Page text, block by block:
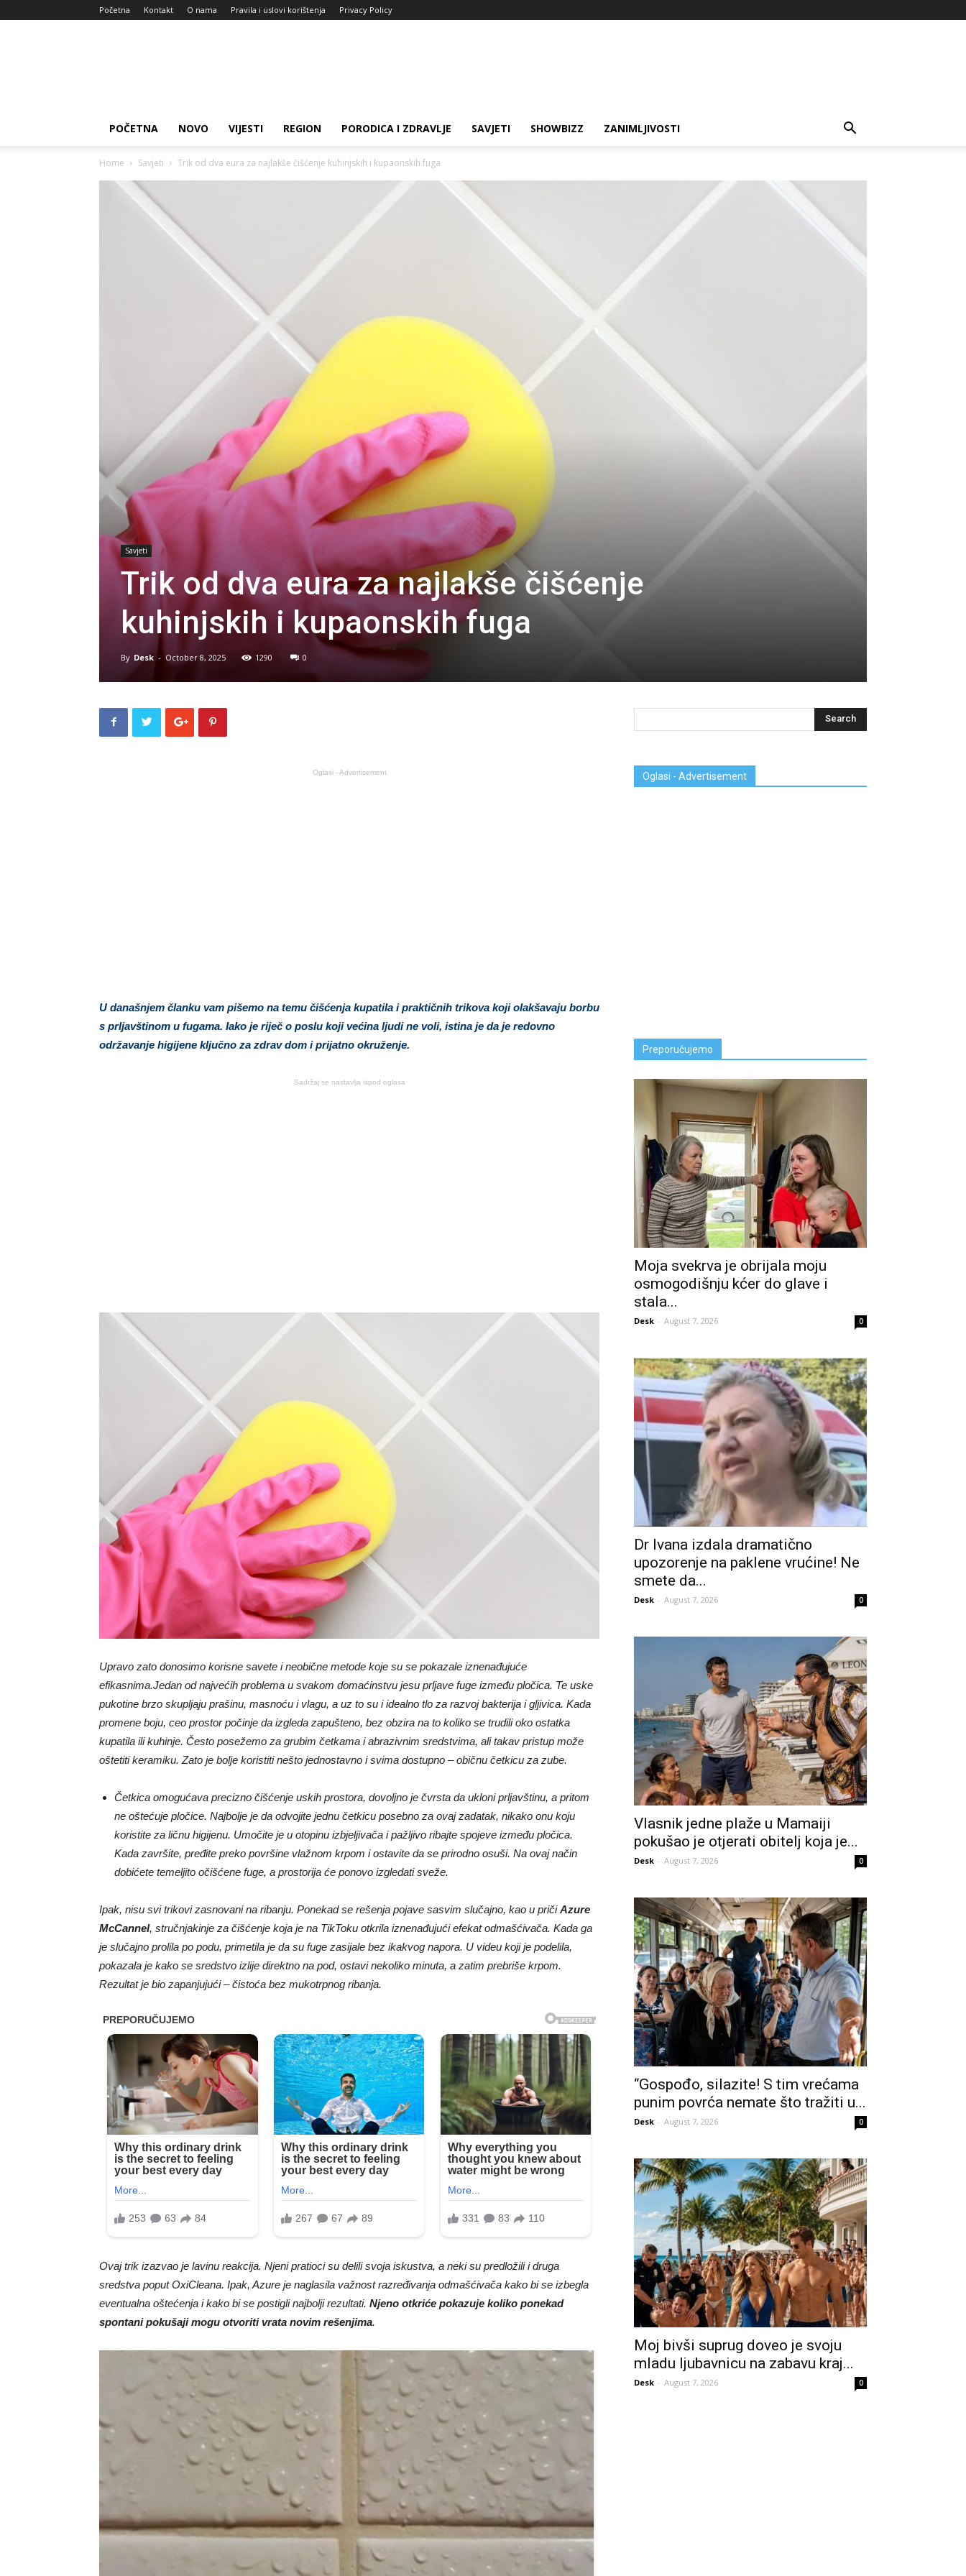
Početna Kontakt O nama Pravila i uslovi korištenja Privacy Policy
POČETNA NOVO VIJESTI REGION PORODICA I ZDRAVLJE SAVJETI SHOWBIZZ ZANIMLJIVOSTI
Home Savjeti Trik od dva eura za najlakše čišćenje kuhinjskih i kupaonskih fuga
Savjeti
Trik od dva eura za najlakše čišćenje
kuhinjskih i kupaonskih fuga
By Desk - October 8, 2025 1290 0
Oglasi - Advertisement
U današnjem članku vam pišemo na temu čišćenja kupatila i praktičnih trikova koji olakšavaju borbu
s prljavštinom u fugama. Iako je riječ o poslu koji većina ljudi ne voli, istina je da je redovno
održavanje higijene ključno za zdrav dom i prijatno okruženje.
Sadržaj se nastavlja ispod oglasa
Upravo zato donosimo korisne savete i neobične metode koje su se pokazale iznenađujuće
efikasnima.Jedan od najvećih problema u svakom domaćinstvu jesu prljave fuge između pločica. Te uske
pukotine brzo skupljaju prašinu, masnoću i vlagu, a uz to su i idealno tlo za razvoj bakterija i gljivica. Kada
promene boju, ceo prostor počinje da izgleda zapušteno, bez obzira na to koliko se trudili oko ostatka
kupatila ili kuhinje. Često posežemo za grubim četkama i abrazivnim sredstvima, ali takav pristup može
oštetiti keramiku. Zato je bolje koristiti nešto jednostavno i svima dostupno – običnu četkicu za zube.
Četkica omogućava precizno čišćenje uskih prostora, dovoljno je čvrsta da ukloni prljavštinu, a pritom
ne oštećuje pločice. Najbolje je da odvojite jednu četkicu posebno za ovaj zadatak, nikako onu koju
koristite za ličnu higijenu. Umočite je u otopinu izbjeljivača i pažljivo ribajte spojeve između pločica.
Kada završite, pređite preko površine vlažnom krpom i ostavite da se prirodno osuši. Na ovaj način
dobićete temeljito očišćene fuge, a prostorija će ponovo izgledati sveže.
Ipak, nisu svi trikovi zasnovani na ribanju. Ponekad se rešenja pojave sasvim slučajno, kao u pričiAzure
McCannel, stručnjakinje za čišćenje koja je na TikToku otkrila iznenađujući efekat odmašćivača. Kada ga
je slučajno prolila po podu, primetila je da su fuge zasijale bez ikakvog napora. U videu koji je podelila,
pokazala je kako se sredstvo izlije direktno na pod, ostavi nekoliko minuta, a zatim prebriše krpom.
Rezultat je bio zapanjujući – čistoća bez mukotrpnog ribanja.
Ovaj trik izazvao je lavinu reakcija. Njeni pratioci su delili svoja iskustva, a neki su predložili i druga
sredstva poput OxiCleana. Ipak, Azure je naglasila važnost razređivanja odmašćivača kako bi se izbegla
eventualna oštećenja i kako bi se postigli najbolji rezultati. Njeno otkriće pokazuje koliko ponekad
spontani pokušaji mogu otvoriti vrata novim rešenjima.
Oglasi - Advertisement
Preporučujemo
Moja svekrva je obrijala moju
osmogodišnju kćer do glave i
stala...
Desk - August 7, 2026 0
Dr Ivana izdala dramatično
upozorenje na paklene vrućine! Ne
smete da...
Desk - August 7, 2026 0
Vlasnik jedne plaže u Mamaiji
pokušao je otjerati obitelj koja je...
Desk - August 7, 2026 0
“Gospođo, silazite! S tim vrećama
punim povrća nemate što tražiti u...
Desk - August 7, 2026 0
Moj bivši suprug doveo je svoju
mladu ljubavnicu na zabavu kraj...
Desk - August 7, 2026 0